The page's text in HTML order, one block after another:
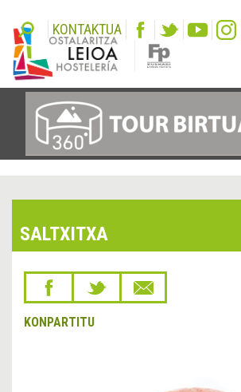
KONTAKTUA
SALTXITXA
KONPARTITU